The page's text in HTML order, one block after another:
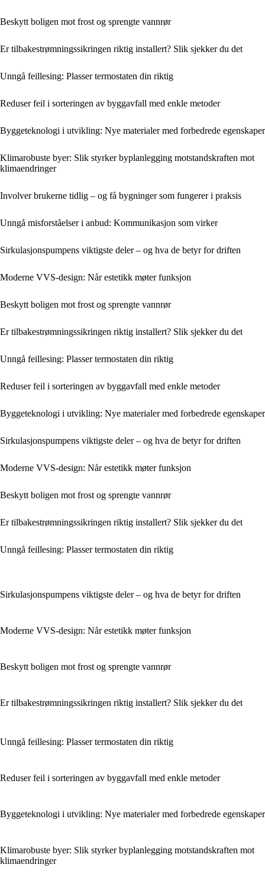
Beskytt boligen mot frost og sprengte vannrør
Er tilbakestrømningssikringen riktig installert? Slik sjekker du det
Unngå feillesing: Plasser termostaten din riktig
Reduser feil i sorteringen av byggavfall med enkle metoder
Byggeteknologi i utvikling: Nye materialer med forbedrede egenskaper
Klimarobuste byer: Slik styrker byplanlegging motstandskraften mot
klimaendringer
Involver brukerne tidlig – og få bygninger som fungerer i praksis
Unngå misforståelser i anbud: Kommunikasjon som virker
Sirkulasjonspumpens viktigste deler – og hva de betyr for driften
Moderne VVS-design: Når estetikk møter funksjon
Beskytt boligen mot frost og sprengte vannrør
Er tilbakestrømningssikringen riktig installert? Slik sjekker du det
Unngå feillesing: Plasser termostaten din riktig
Reduser feil i sorteringen av byggavfall med enkle metoder
Byggeteknologi i utvikling: Nye materialer med forbedrede egenskaper
Sirkulasjonspumpens viktigste deler – og hva de betyr for driften
Moderne VVS-design: Når estetikk møter funksjon
Beskytt boligen mot frost og sprengte vannrør
Er tilbakestrømningssikringen riktig installert? Slik sjekker du det
Unngå feillesing: Plasser termostaten din riktig
Sirkulasjonspumpens viktigste deler – og hva de betyr for driften
Moderne VVS-design: Når estetikk møter funksjon
Beskytt boligen mot frost og sprengte vannrør
Er tilbakestrømningssikringen riktig installert? Slik sjekker du det
Unngå feillesing: Plasser termostaten din riktig
Reduser feil i sorteringen av byggavfall med enkle metoder
Byggeteknologi i utvikling: Nye materialer med forbedrede egenskaper
Klimarobuste byer: Slik styrker byplanlegging motstandskraften mot
klimaendringer